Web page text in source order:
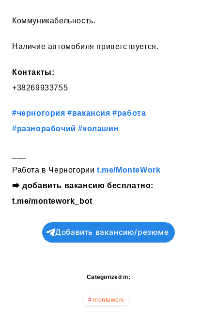
Коммуникабельность.
Наличие автомобиля приветствуется.
Контакты:
+38269933755
#черногория #вакансия #работа
#разнорабочий #колашин
Работа в Черногории t.me/MonteWork
⮕добавить вакансию бесплатно:
t.me/montework_bot
Добавить вакансию/резюме
Categorized in:
montework